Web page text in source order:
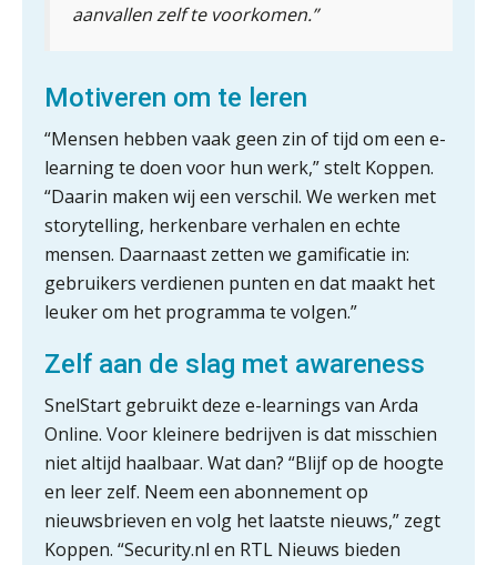
aanvallen zelf te voorkomen.”
Motiveren om te leren
“Mensen hebben vaak geen zin of tijd om een e-
learning te doen voor hun werk,” stelt Koppen.
“Daarin maken wij een verschil. We werken met
storytelling, herkenbare verhalen en echte
mensen. Daarnaast zetten we gamificatie in:
gebruikers verdienen punten en dat maakt het
leuker om het programma te volgen.”
Zelf aan de slag met awareness
SnelStart gebruikt deze e-learnings van Arda
Online. Voor kleinere bedrijven is dat misschien
niet altijd haalbaar. Wat dan? “Blijf op de hoogte
en leer zelf. Neem een abonnement op
nieuwsbrieven en volg het laatste nieuws,” zegt
Koppen. “Security.nl en RTL Nieuws bieden
5 signalen dat jouw relatiebeheer
Fusies en overnames | Met
waardebepalingen bedrijfsadvies
Van Wwft naar AMLR: wat verandert
er in 2027?
Driver-based models: de essentiële
bouwstenen voor elk finance team
Werven op klik is willekeurig. Zo
Buy & build: urenregistratie als
verborgen EBITDA-hefboom
ABN Amro slokt NIBC op: wat deze
overname zegt over de
veranderende financiële markt